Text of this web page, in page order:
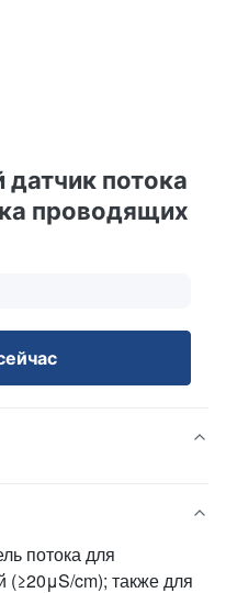
потока
проводящих
потока для
(≥20μS/cm); также для